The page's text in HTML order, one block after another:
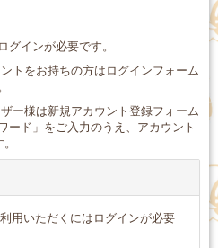
インが必要です。
トをお持ちの方はログインフォーム
ー様は新規アカウント登録フォーム
ード」をご入力のうえ、アカウント
用いただくにはログインが必要